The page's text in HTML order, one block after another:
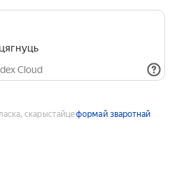
Cloud
скарыстайцеформай зваротнай